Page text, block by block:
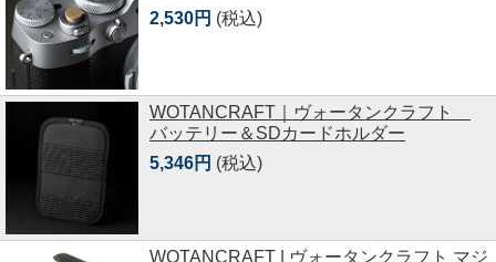
2,530円 (税込)
WOTANCRAFT｜ヴォータンクラフト
バッテリー＆SDカードホルダー
5,346円 (税込)
WOTANCRAFT | ヴォータンクラフト マジ